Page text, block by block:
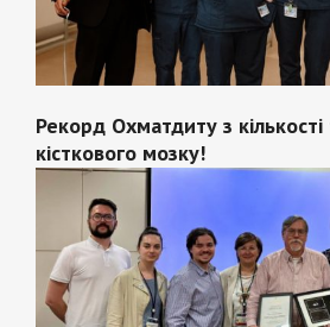
Рекорд Охматдиту з кількості
кісткового мозку!